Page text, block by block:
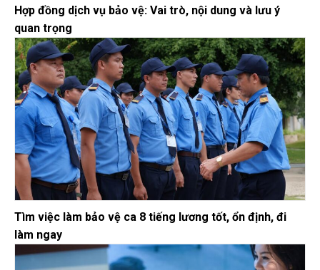
Hợp đồng dịch vụ bảo vệ: Vai trò, nội dung và lưu ý
quan trọng
Tìm việc làm bảo vệ ca 8 tiếng lương tốt, ổn định, đi
làm ngay